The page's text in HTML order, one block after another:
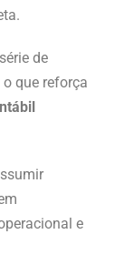
de
que reforça
e